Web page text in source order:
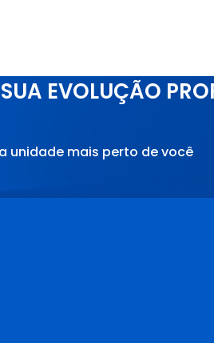
EVOLUÇÃO
unidade mais perto de você